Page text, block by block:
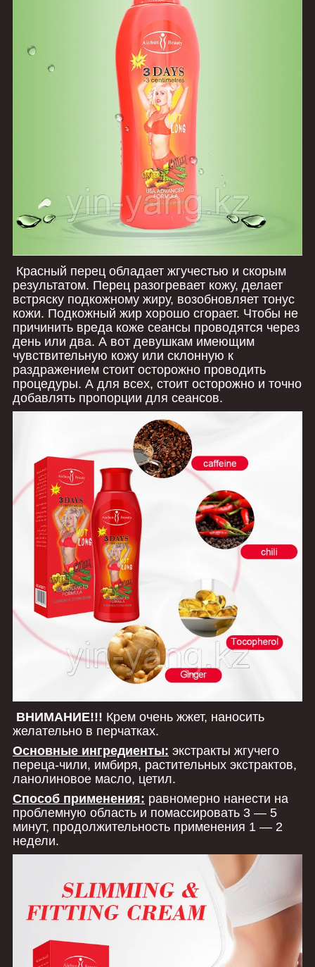
Красный перец обладает жгучестью и скорым
результатом. Перец разогревает кожу, делает
встряску подкожному жиру, возобновляет тонус
кожи. Подкожный жир хорошо сгорает. Чтобы не
причинить вреда коже сеансы проводятся через
день или два. А вот девушкам имеющим
чувствительную кожу или склонную к
раздражением стоит осторожно проводить
процедуры. А для всех, стоит осторожно и точно
добавлять пропорции для сеансов.
ВНИМАНИЕ!!! Крем очень жжет, наносить
желательно в перчатках.
Основные ингредиенты: экстракты жгучего
переца-чили, имбиря, растительных экстрактов,
ланолиновое масло, цетил.
Способ применения: равномерно нанести на
проблемную область и помассировать 3 ― 5
минут, продолжительность применения 1 ― 2
недели.